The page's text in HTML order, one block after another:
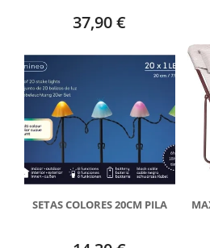
37,90 €
SETAS COLORES 20CM PILA